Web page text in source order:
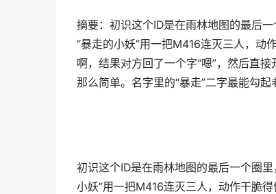
摘要：初识这个ID是在雨林地图的最后
“暴走的小妖”用一把M416连灭三人，动
啊，结果对方回了一个字“嗯”，然后直
那么简单。名字里的“暴走”二字最能勾
初识这个ID是在雨林地图的最后一个圈
小妖”用一把M416连灭三人，动作干脆